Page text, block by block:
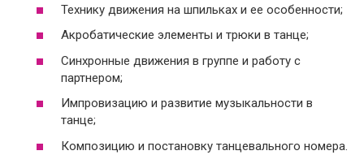
Технику движения на шпильках и ее особенности;
Акробатические элементы и трюки в танце;
Синхронные движения в группе и работу с
партнером;
Импровизацию и развитие музыкальности в
танце;
Композицию и постановку танцевального номера.